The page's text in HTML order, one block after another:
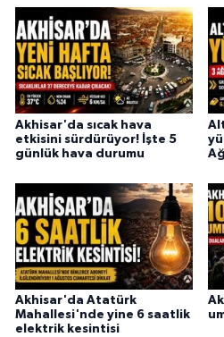
Akhisar'da sıcak hava
etkisini sürdürüyor! İşte 5
günlük hava durumu
Akhisar'da Atatürk
Mahallesi'nde yine 6 saatlik
elektrik kesintisi